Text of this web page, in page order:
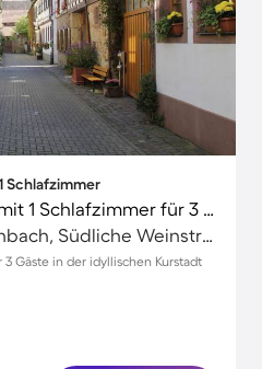
Schlafzimmer
Tolle Ferienwohnung mit 1 Schlafzimmer für 3 Personen
Schweigen-Rechtenbach, Südliche Weinstraße, Deutschland
Gäste in der idyllischen Kurstadt